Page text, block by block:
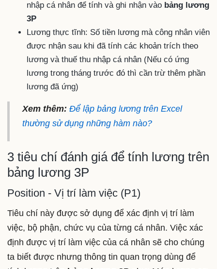
nhập cá nhân để tính và ghi nhận vào bảng lương
3P
Lương thực tĩnh: Số tiền lương mà công nhân viên
được nhận sau khi đã tính các khoản trích theo
lương và thuế thu nhập cá nhân (Nếu có ứng
lương trong tháng trước đó thì cần trừ thêm phần
lương đã ứng)
Xem thêm: Để lập bảng lương trên Excel
thường sử dụng những hàm nào?
3 tiêu chí đánh giá để tính lương trên
bảng lương 3P
Position - Vị trí làm việc (P1)
Tiêu chí này được sở dụng để xác định vị trí làm
việc, bộ phận, chức vụ của từng cá nhân. Việc xác
định được vị trí làm việc của cá nhân sẽ cho chúng
ta biết được nhưng thông tin quan trọng dùng để